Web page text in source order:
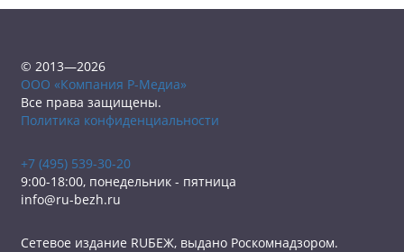
© 2013—2026
ООО «Компания Р-Медиа»
Все права защищены.
Политика конфиденциальности
+7 (495) 539-30-20
9:00-18:00, понедельник - пятница
info@ru-bezh.ru
Сетевое издание RUБЕЖ, выдано Роскомнадзором.